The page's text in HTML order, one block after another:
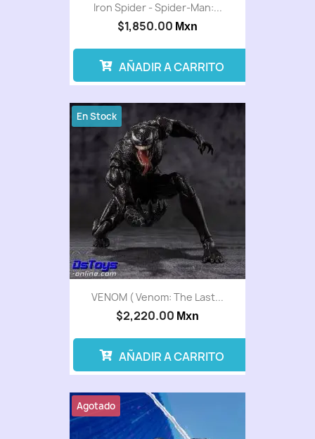
Iron Spider - Spider-Man:...
$1,850.00 Mxn
AÑADIR A CARRITO
VENOM ( Venom: The Last...
$2,220.00 Mxn
En Stock
AÑADIR A CARRITO
Agotado